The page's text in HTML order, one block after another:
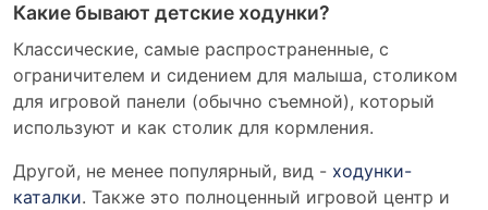
Какие бывают детские ходунки?
Классические, самые распространенные, с
ограничителем и сидением для малыша, столиком
для игровой панели (обычно съемной), который
используют и как столик для кормления.
Другой, не менее популярный, вид - ходунки-
каталки. Также это полноценный игровой центр и